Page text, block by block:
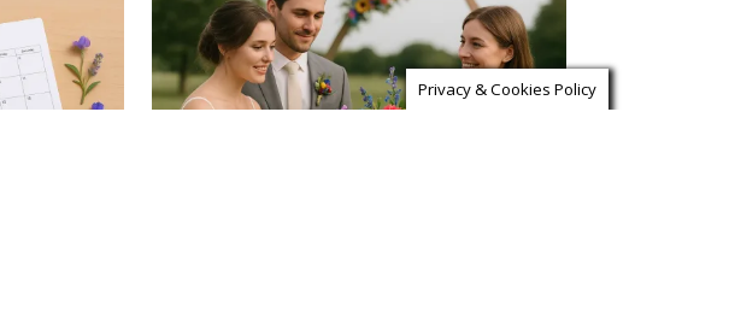
Privacy & Cookies Policy